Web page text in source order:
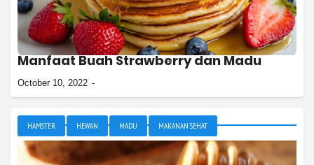
Manfaat Buah Strawberry dan Madu
October 10, 2022
HAMSTER HEWAN MADU MAKANAN SEHAT